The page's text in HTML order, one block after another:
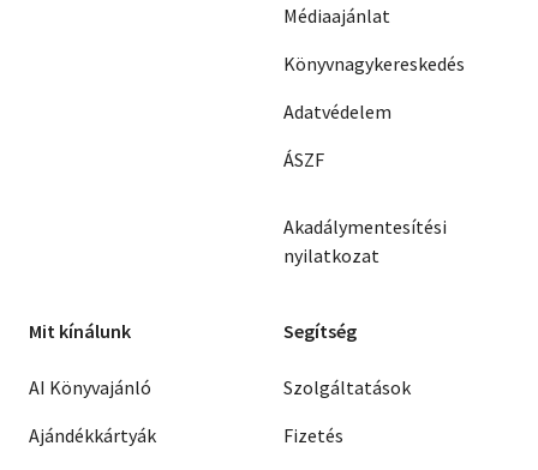
Médiaajánlat
Könyvnagykereskedés
Adatvédelem
ÁSZF
Akadálymentesítési
nyilatkozat
Mit kínálunk
AI Könyvajánló
Ajándékkártyák
Segítség
Szolgáltatások
Fizetés